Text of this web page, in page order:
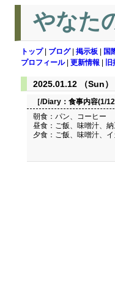
やなた
トップ| ブログ| 掲示板 国
プロフィール| 更新情報
2025.01.12 （Sun）
［/Diary： 食事内容(1/
朝食：パン、コーヒー
昼食：ご飯、味噌汁、
夕食：ご飯、味噌汁、